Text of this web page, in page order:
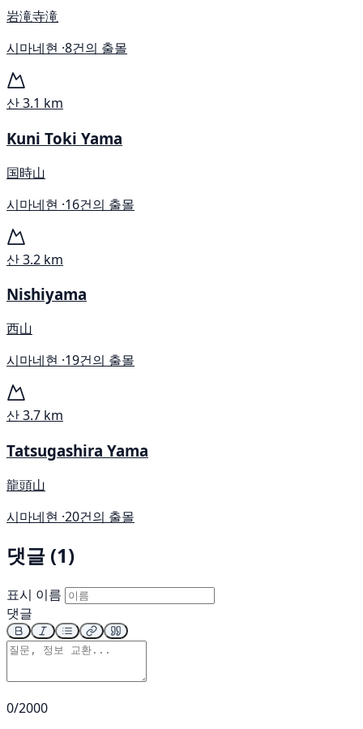
岩滝寺滝
시마네현 ·8건의 출몰
산3.1 km
Kuni Toki Yama
国時山
시마네현 ·16건의 출몰
산3.2 km
Nishiyama
西山
시마네현 ·19건의 출몰
산3.7 km
Tatsugashira Yama
龍頭山
시마네현 ·20건의 출몰
댓글 (1)
표시 이름
댓글
0/2000